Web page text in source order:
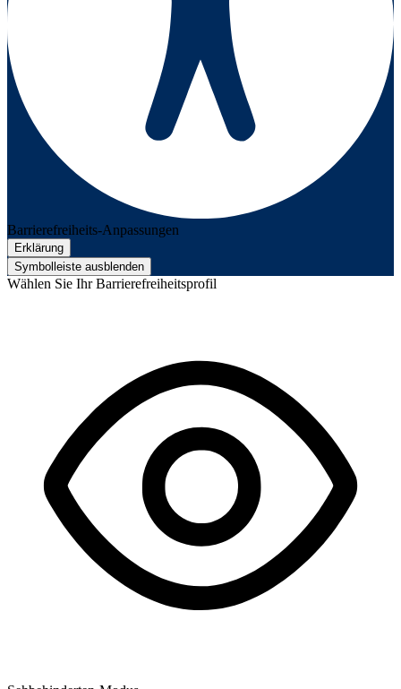
Barrierefreiheits-Anpassungen
Erklärung
Symbolleiste ausblenden
Wählen Sie Ihr Barrierefreiheitsprofil